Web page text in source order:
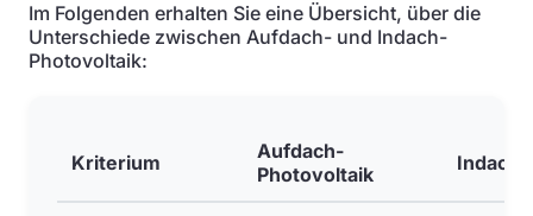
Im Folgenden erhalten Sie eine Übersicht, über die
Unterschiede zwischen Aufdach- und Indach-
Photovoltaik:
Kriterium
Aufdach-
Photovoltaik